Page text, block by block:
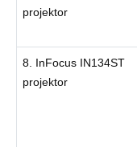
projektor
8. InFocus IN134ST
projektor